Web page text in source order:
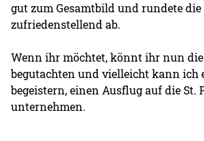
gut zum Gesamtbild und rundete
zufriedenstellend ab.
Wenn ihr möchtet, könnt ihr nun
begutachten und vielleicht kann ich
begeistern, einen Ausflug auf die St.
unternehmen.